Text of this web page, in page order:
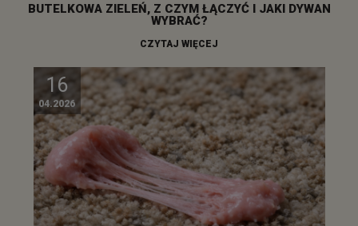
BUTELKOWA ZIELEŃ, Z CZYM ŁĄCZYĆ I JAKI DYWAN
WYBRAĆ?
CZYTAJ WIĘCEJ
16
04.2026